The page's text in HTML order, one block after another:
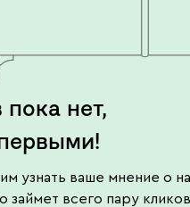
нет,
узнать ваше мнение о
займет всего пару